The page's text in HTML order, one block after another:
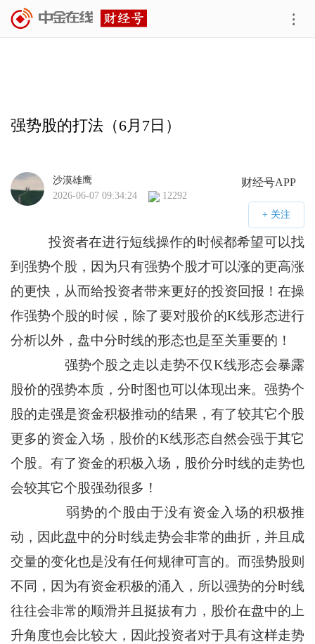
强势股的打法（6月7日）
财经号APP
沙漠雄鹰
2026-06-07 09:34:24
12292
投资者在进行短线操作的时候都希望可以找
到强势个股，因为只有强势个股才可以涨的更高涨
的更快，从而给投资者带来更好的投资回报！在操
作强势个股的时候，除了要对股价的K线形态进行
分析以外，盘中分时线的形态也是至关重要的！
强势个股之走以走势不仅K线形态会暴露
股价的强势本质，分时图也可以体现出来。强势个
股的走强是资金积极推动的结果，有了较其它个股
更多的资金入场，股价的K线形态自然会强于其它
个股。有了资金的积极入场，股价分时线的走势也
会较其它个股强劲很多！
弱势的个股由于没有资金入场的积极推
动，因此盘中的分时线走势会非常的曲折，并且成
交量的变化也是没有任何规律可言的。而强势股则
不同，因为有资金积极的涌入，所以强势的分时线
往往会非常的顺滑并且挺拔有力，股价在盘中的上
升角度也会比较大，因此投资者对于具有这样走势